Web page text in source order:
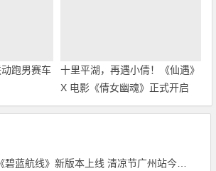
跑男赛车
十里平湖，再遇小倩！《仙遇》
X 电影《倩女幽魂》正式开启
蓝航线》新版本上线 清凉节广州站今日启幕